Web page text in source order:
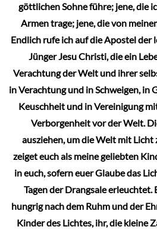
göttlichen Sohne führe; jene, die
Armen trage; jene, die von
Endlich rufe ich auf die Apostel der
Jünger Jesu Christi, die ein
Verachtung der Welt und ihrer
in Verachtung und in Schweigen, in
Keuschheit und in Vereinigung
Verborgenheit vor der Welt.
ausziehen, um die Welt mit Licht
zeiget euch als meine geliebten
in euch, sofern euer Glaube das
Tagen der Drangsale erleuchtet.
hungrig nach dem Ruhm und der
Kinder des Lichtes, ihr, die kleine